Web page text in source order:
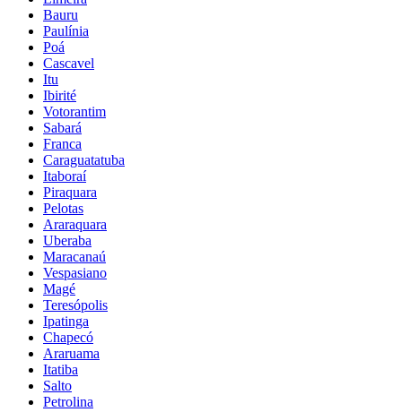
Bauru
Paulínia
Poá
Cascavel
Itu
Ibirité
Votorantim
Sabará
Franca
Caraguatatuba
Itaboraí
Piraquara
Pelotas
Araraquara
Uberaba
Maracanaú
Vespasiano
Magé
Teresópolis
Ipatinga
Chapecó
Araruama
Itatiba
Salto
Petrolina